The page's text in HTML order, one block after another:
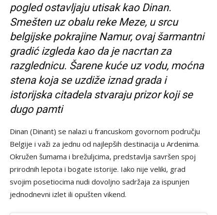
pogled ostavljaju utisak kao Dinan.
Smešten uz obalu reke Meze, u srcu
belgijske pokrajine Namur, ovaj šarmantni
gradić izgleda kao da je nacrtan za
razglednicu. Šarene kuće uz vodu, moćna
stena koja se uzdiže iznad grada i
istorijska citadela stvaraju prizor koji se
dugo pamti
Dinan (Dinant) se nalazi u francuskom govornom području
Belgije i važi za jednu od najlepših destinacija u Ardenima.
Okružen šumama i brežuljcima, predstavlja savršen spoj
prirodnih lepota i bogate istorije. Iako nije veliki, grad
svojim posetiocima nudi dovoljno sadržaja za ispunjen
jednodnevni izlet ili opušten vikend.